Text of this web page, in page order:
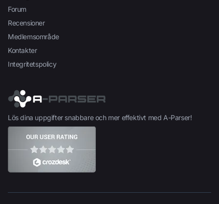
Forum
Recensioner
Medlemsområde
Kontakter
Integritetspolicy
Lös dina uppgifter snabbare och mer effektivt med A-Parser!